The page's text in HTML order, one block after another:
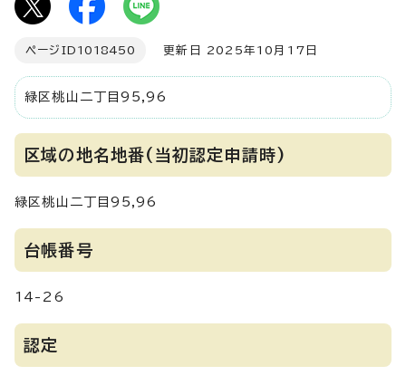
ページID 1018450 更新日 2025年10月17日
緑区桃山二丁目95,96
区域の地名地番(当初認定申請時)
緑区桃山二丁目95,96
台帳番号
14-26
認定